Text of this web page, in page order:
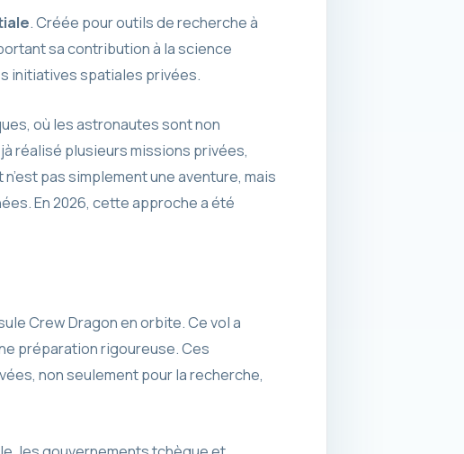
. Créée pour outils de recherche à
sa contribution à la science
initiatives spatiales privées.
où les astronautes sont non
réalisé plusieurs missions privées,
pas simplement une aventure, mais
En 2026, cette approche a été
Crew Dragon en orbite. Ce vol a
préparation rigoureuse. Ces
non seulement pour la recherche,